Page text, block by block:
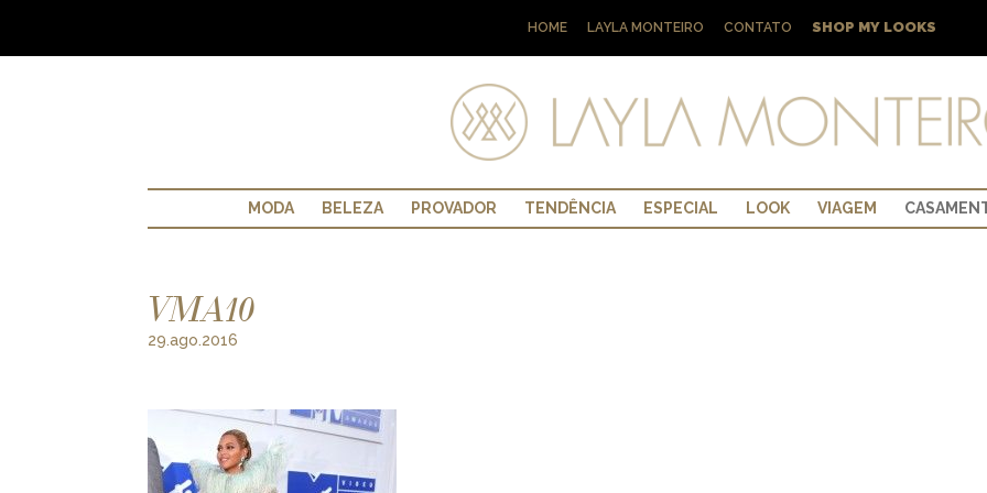
HOME LAYLA MONTEIRO CONTATO SHOP MY LOOKS
MODA BELEZA PROVADOR TENDÊNCIA ESPECIAL LOOK VIAGEM
VMA10
29.ago.2016